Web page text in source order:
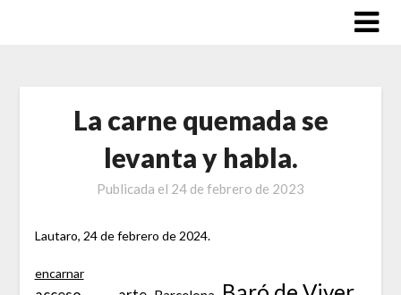
La carne quemada se
levanta y habla.
Publicada el 24 de febrero de 2023
Lautaro, 24 de febrero de 2024.
encarnar